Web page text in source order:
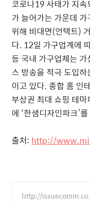
코로나19 사태가 지속
가 늘어가는 가운데
위해 비대면(언택트)
다. 12일 가구업계에
등 국내 가구업체는
스 방송을 적극 도입
이고 있다. 종합 홈 인
부상권 최대 쇼핑 테
에 ‘한샘디자인파크’
출처: http://
http://